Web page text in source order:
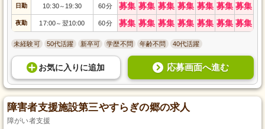
日勤 10:30～ 19:30 60分 募集 募集 募集 募集 募集 募集 募集
夜勤 17:00～ 翌10:00 60分 募集 募集 募集 募集 募集 募集 募集
未経験可 50代活躍 新卒可 学歴不問 年齢不問 40代活躍
お気に入り に追加 応募画面へ進む
障害者支援施設第三やすらぎの郷の求人
障がい者支援